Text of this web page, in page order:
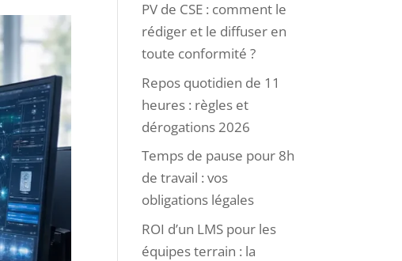
PV de CSE : comment le
rédiger et le diffuser en
toute conformité ?
Repos quotidien de 11
heures : règles et
dérogations 2026
Temps de pause pour 8h
de travail : vos
obligations légales
ROI d’un LMS pour les
équipes terrain : la